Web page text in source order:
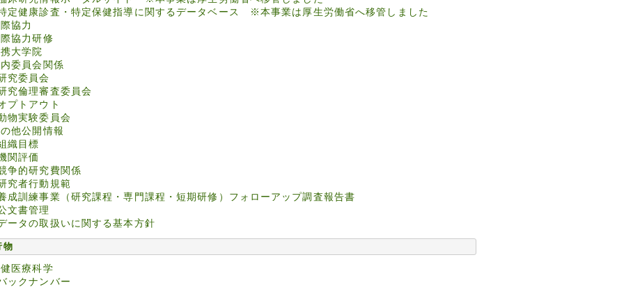
定健康診査・特定保健指導に関するデータベース ※本事業は厚生労働省へ移管しました
協力
協力研修
大学院
委員会関係
究委員会
究倫理審査委員会
プトアウト
物実験委員会
他公開情報
織目標
関評価
争的研究費関係
究者行動規範
成訓練事業（研究課程・専門課程・短期研修）フォローアップ調査報告書
文書管理
ータの取扱いに関する基本方針
物
医療科学
ックナンバー